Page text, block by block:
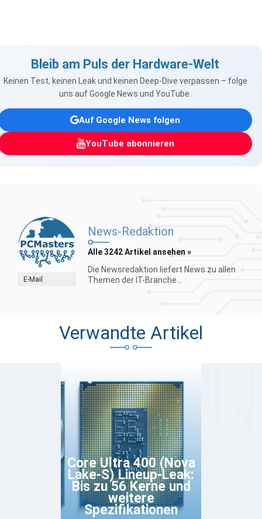
Bleib am Puls der Hardware-Welt
Keinen Test, keinen Leak und keinen Deep-Dive verpassen – folge
uns auf Google News und YouTube.
Auf Google News folgen
YouTube abonnieren
E-Mail
News-Redaktion
Alle 3242 Artikel ansehen »
Die Newsredaktion liefert News zu allen
Themen der IT-Branche...
Verwandte Artikel
Core Ultra 400 (Nova
Lake-S) Lineup-Leak:
Bis zu 56 Kerne und
weitere
Spezifikationen